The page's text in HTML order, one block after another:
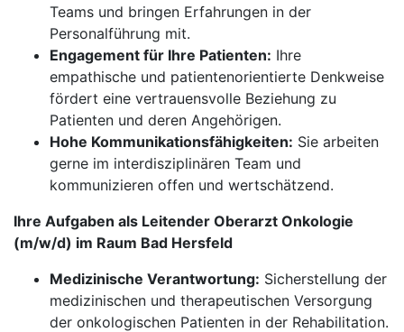
Teams und bringen Erfahrungen in der
Personalführung mit.
Engagement für Ihre Patienten: Ihre
empathische und patientenorientierte Denkweise
fördert eine vertrauensvolle Beziehung zu
Patienten und deren Angehörigen.
Hohe Kommunikationsfähigkeiten: Sie arbeiten
gerne im interdisziplinären Team und
kommunizieren offen und wertschätzend.
Ihre Aufgaben als Leitender Oberarzt Onkologie
(m/w/d) im Raum Bad Hersfeld
Medizinische Verantwortung: Sicherstellung der
medizinischen und therapeutischen Versorgung
der onkologischen Patienten in der Rehabilitation.